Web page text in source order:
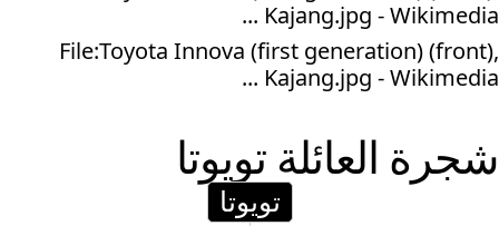
Kajang.jpg - Wikimedia ...
File:Toyota Innova (first generation) (front),
Kajang.jpg - Wikimedia ...
شجرة العائلة تويوتا
تويوتا